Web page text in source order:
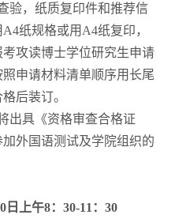
验，纸质复印件和推荐信
纸规格或用A4纸复印，
攻读博士学位研究生申请
申请材料清单顺序用长尾
后装订。
出具《资格审查合格证
外国语测试及学院组织的
日上午8：30-11： 30